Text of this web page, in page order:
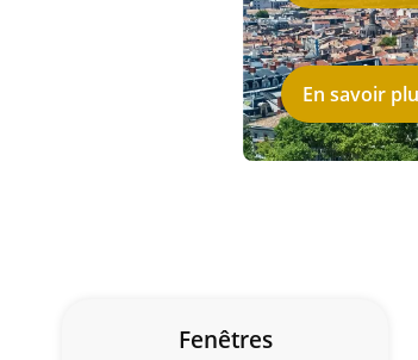
En savoir
Fenêtres